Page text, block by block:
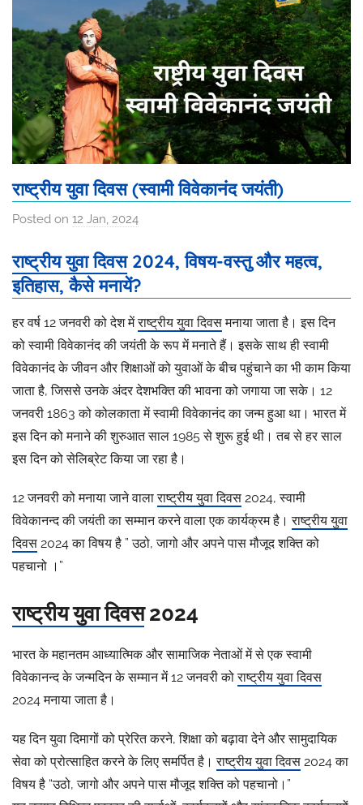
राष्ट्रीय युवा दिवस (स्वामी विवेकानंद जयंती)
Posted on 12 Jan, 2024
I
s
h
i
t
a
s
r
i
s
t
a
राष्ट्रीय युवा दिवस2024, विषय-वस्तु और महत्व,
इतिहास, कैसे मनायें?
हर वर्ष 12 जनवरी को देश मेंराष्ट्रीय युवा दिवसमनाया जाता है। इस दिन
को स्वामी विवेकानंद की जयंती के रूप में मनाते हैं। इसके साथ ही स्वामी
विवेकानंद के जीवन और शिक्षाओं को युवाओं के बीच पहुंचाने का भी काम किया
जाता है, जिससे उनके अंदर देशभक्ति की भावना को जगाया जा सके। 12
जनवरी 1863 को कोलकाता में स्वामी विवेकानंद का जन्म हुआ था। भारत में
इस दिन को मनाने की शुरुआत साल 1985 से शुरू हुई थी। तब से हर साल
इस दिन को सेलिब्रेट किया जा रहा है।
12 जनवरी को मनाया जाने वालाराष्ट्रीय युवा दिवस 2024, स्वामी
विवेकानन्द की जयंती का सम्मान करने वाला एक कार्यक्रम है।राष्ट्रीय युवा
दिवस 2024 का विषय है ” उठो, जागो और अपने पास मौजूद शक्ति को
पहचानो ।”
राष्ट्रीय युवा दिवस2024
भारत के महानतम आध्यात्मिक और सामाजिक नेताओं में से एक स्वामी
विवेकानन्द के जन्मदिन के सम्मान में 12 जनवरी कोराष्ट्रीय युवा दिवस
2024 मनाया जाता है।
यह दिन युवा दिमागों को प्रेरित करने, शिक्षा को बढ़ावा देने और सामुदायिक
सेवा को प्रोत्साहित करने के लिए समर्पित है।राष्ट्रीय युवा दिवस 2024 का
विषय है “उठो, जागो और अपने पास मौजूद शक्ति को पहचानो।”